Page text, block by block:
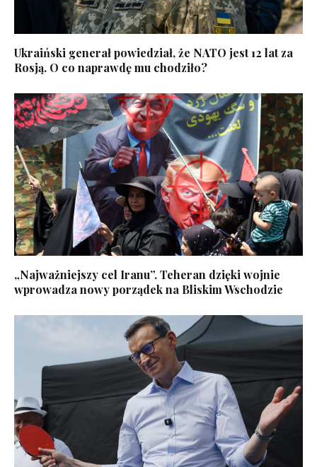
Ukraiński generał powiedział, że NATO jest 12 lat za
Rosją. O co naprawdę mu chodziło?
„Najważniejszy cel Iranu”. Teheran dzięki wojnie
wprowadza nowy porządek na Bliskim Wschodzie